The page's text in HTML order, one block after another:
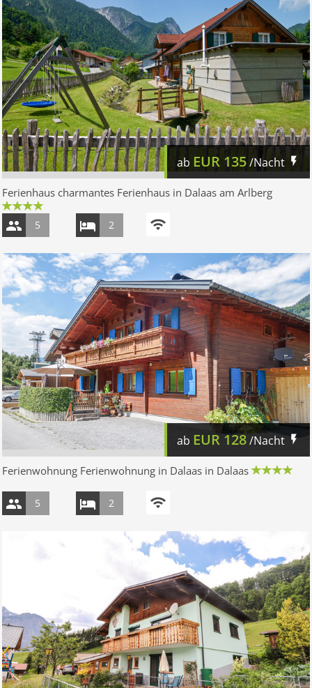
ab EUR 135/Nacht
Ferienhaus charmantes Ferienhaus in Dalaas am Arlberg
5 2
ab EUR128/Nacht
Ferienwohnung Ferienwohnung in Dalaas in Dalaas
5 2